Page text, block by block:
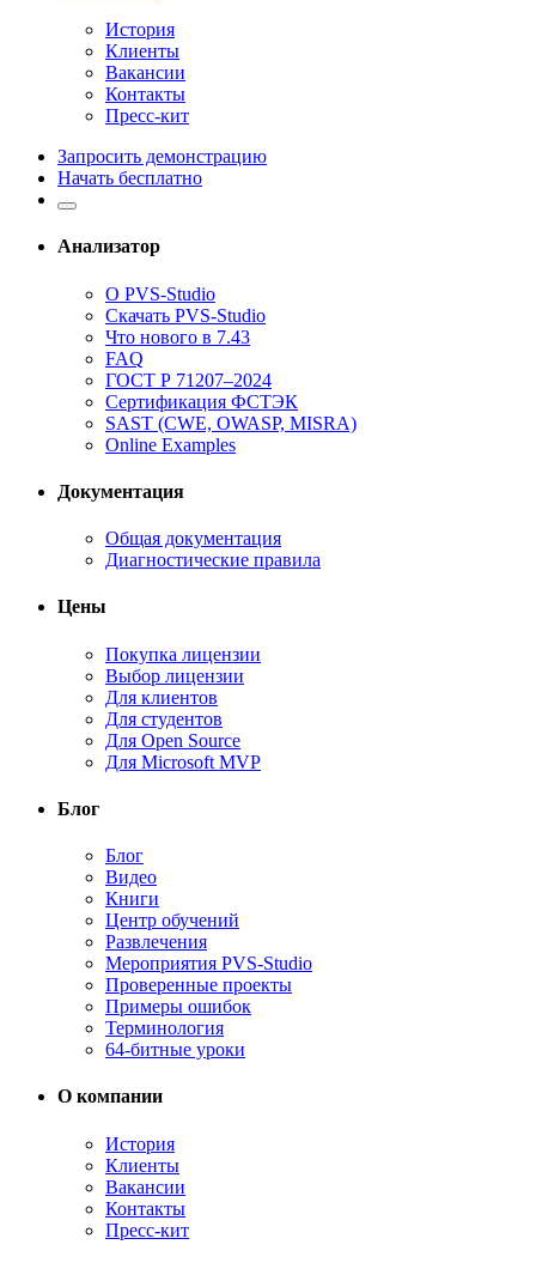
История
Клиенты
Вакансии
Контакты
Пресс-кит
Запросить демонстрацию
Начать бесплатно
Анализатор
О PVS-Studio
Скачать PVS-Studio
Что нового в 7.43
FAQ
ГОСТ Р 71207–2024
Сертификация ФСТЭК
SAST (CWE, OWASP, MISRA)
Online Examples
Документация
Общая документация
Диагностические правила
Цены
Покупка лицензии
Выбор лицензии
Для клиентов
Для студентов
Для Open Source
Для Microsoft MVP
Блог
Блог
Видео
Книги
Центр обучений
Развлечения
Мероприятия PVS-Studio
Проверенные проекты
Примеры ошибок
Терминология
64-битные уроки
О компании
История
Клиенты
Вакансии
Контакты
Пресс-кит